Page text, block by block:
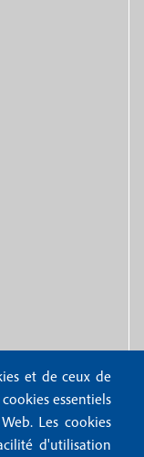
et de ceux de
essentiels
Les cookies
d'utilisation